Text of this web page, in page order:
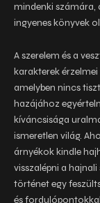
mindenki számára,
ingyenes könyvek
A szerelem és a
karakterek
amelyben nincs
hazájához
kíváncsisága
ismeretlen világ.
árnyékok kindle
visszalépni a
történet egy
és